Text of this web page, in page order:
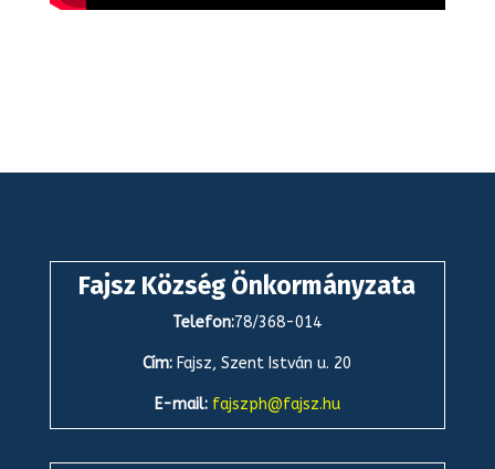
Fajsz Község Önkormányzata
Telefon:78/368-014
Cím: Fajsz, Szent István u. 20
E-mail: fajszph@fajsz.hu